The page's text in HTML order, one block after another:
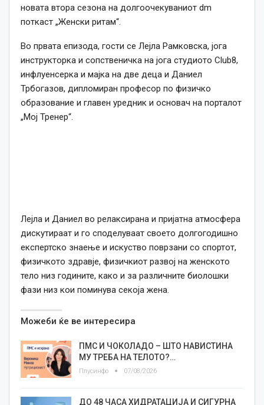
новата втора сезона на долгоочекуваниот dm
поткаст „Женски ритам“.
Во првата епизода, гости се Лејла Рамковска, јога
инструкторка и сопственичка на јога студиото Club8,
инфлуенсерка и мајка на две деца и Даниел
Трбогазов, дипломиран професор по физичко
образование и главен уредник и основач на порталот
„Мој Тренер“.
Лејла и Даниел во релаксирана и пријатна атмосфера
дискутираат и го споделуваат своето долгогодишно
експертско знаење и искуство поврзани со спортот,
физичкото здравје, физичкиот развој на женското
тело низ годините, како и за различните биолошки
фази низ кои поминува секоја жена.
Можеби ќе ве интересира
ПМС И ЧОКОЛАДО – ШТО НАВИСТИНА
МУ ТРЕБА НА ТЕЛОТО?…
Плусинфо 07/08/2026
ДО 48 ЧАСА ХИДРАТАЦИЈА И СИГУРНА